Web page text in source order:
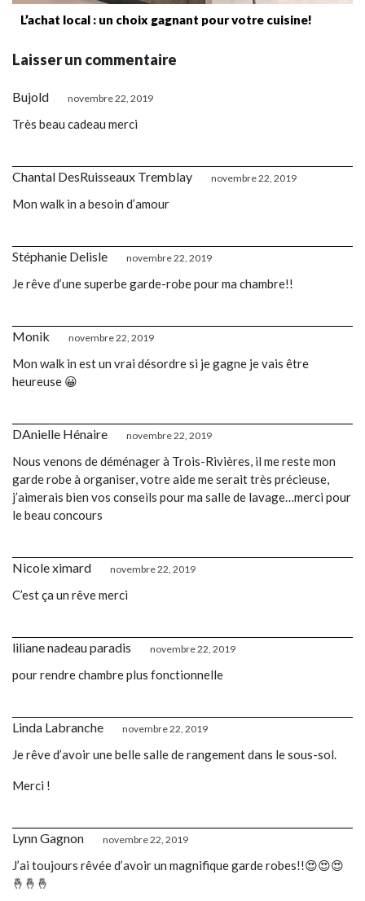
L’achat local : un choix gagnant pour votre cuisine!
Laisser un commentaire
Bujold novembre 22, 2019
Très beau cadeau merci
Chantal DesRuisseaux Tremblay novembre 22, 2019
Mon walk in a besoin d’amour
Stéphanie Delisle novembre 22, 2019
Je rêve d’une superbe garde-robe pour ma chambre!!
Monik novembre 22, 2019
Mon walk in est un vrai désordre si je gagne je vais être
heureuse 😀
DAnielle Hénaire novembre 22, 2019
Nous venons de déménager à Trois-Rivières, il me reste mon
garde robe à organiser, votre aide me serait très précieuse,
j’aimerais bien vos conseils pour ma salle de lavage…merci pour
le beau concours
Nicole ximard novembre 22, 2019
C’est ça un rêve merci
liliane nadeau paradis novembre 22, 2019
pour rendre chambre plus fonctionnelle
Linda Labranche novembre 22, 2019
Je rêve d’avoir une belle salle de rangement dans le sous-sol.
Merci !
Lynn Gagnon novembre 22, 2019
J’ai toujours rêvée d’avoir un magnifique garde robes!!😍😍😍
🤞🤞🤞